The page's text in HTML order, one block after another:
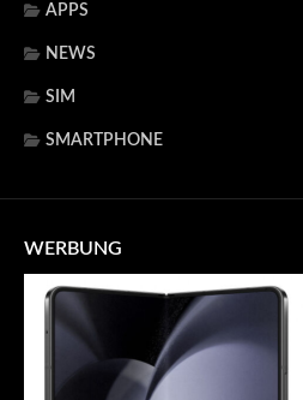
APPS
NEWS
SIM
SMARTPHONE
WERBUNG